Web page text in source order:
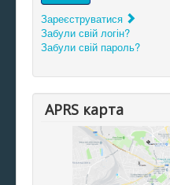
Зареєструватися
Забули свій логін?
Забули свій пароль?
APRS карта